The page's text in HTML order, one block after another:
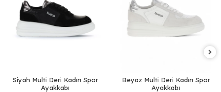
Siyah Multi Deri Kadın Spor
Ayakkabı
Beyaz Multi Deri Kadın Spor
Ayakkabı